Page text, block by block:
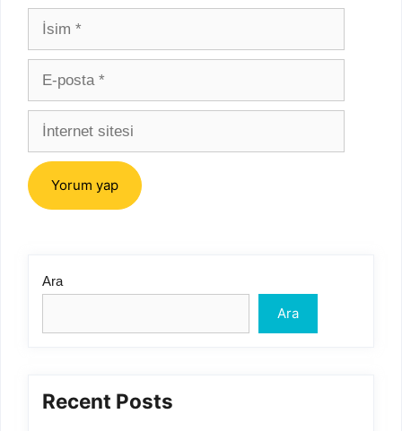
İsim
posta
İnternet
sitesi
Ara
Ara
Recent Posts